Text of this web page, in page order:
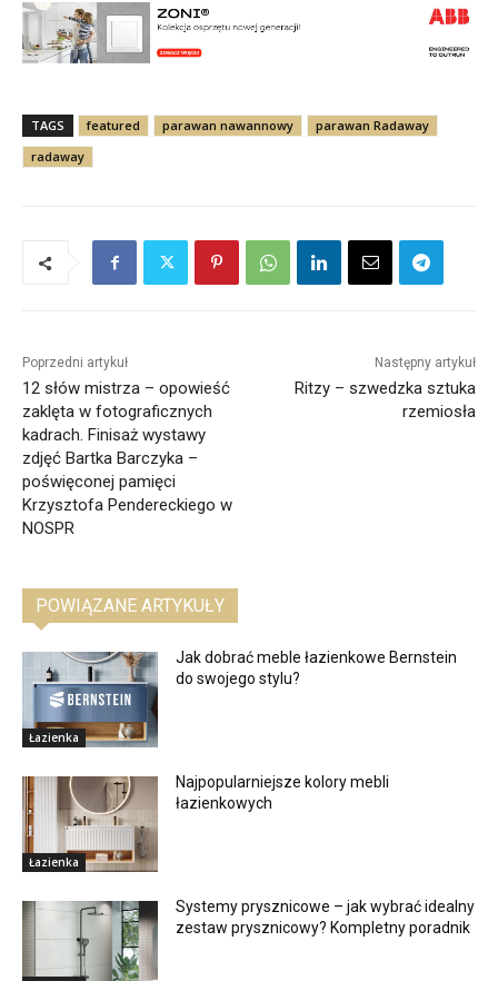
TAGS featured parawan nawannowy
parawan Radaway
radaway
Poprzedni artykuł
12 słów mistrza – opowieść
zaklęta w fotograficznych
kadrach. Finisaż wystawy
zdjęć Bartka Barczyka –
poświęconej pamięci
Krzysztofa Pendereckiego w
NOSPR
Następny artykuł
Ritzy – szwedzka sztuka
rzemiosła
POWIĄZANE ARTYKUŁY
Łazienka
Jak dobrać meble łazienkowe Bernstein
do swojego stylu?
Łazienka
Najpopularniejsze kolory mebli
łazienkowych
Systemy prysznicowe – jak wybrać idealny
zestaw prysznicowy? Kompletny poradnik